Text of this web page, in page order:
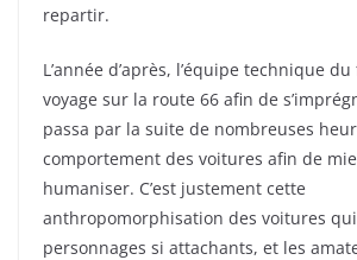
repartir.
L’année d’après, l’équipe technique
voyage sur la route 66 afin de
passa par la suite de nombreuses
comportement des voitures afin de
humaniser. C’est justement cette
anthropomorphisation des voitures
personnages si attachants, et les